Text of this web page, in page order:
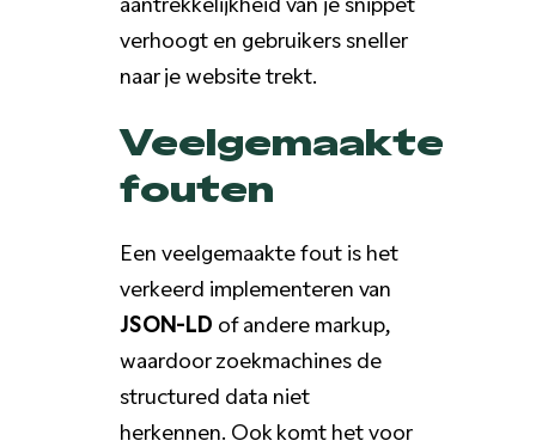
verhoogt en gebruikers sneller
naar je website trekt.
Veelgemaakte
fouten
Een veelgemaakte fout is het
verkeerd implementeren van
JSON-LD of andere markup,
waardoor zoekmachines de
structured data niet
herkennen. Ook komt het voor